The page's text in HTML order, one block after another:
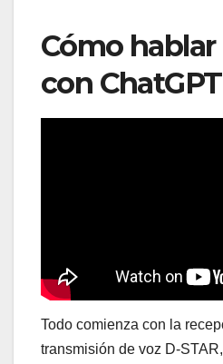
Cómo
con ChatGPT
Todo comienza con la
transmisión de voz D-